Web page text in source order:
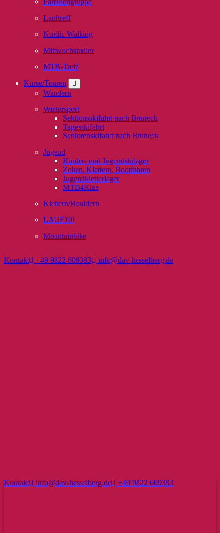
Familiengruppe
Lauftreff
Nordic Walking
Mittwochsradler
MTB-Treff
Kurse/Touren
Wandern
Wintersport
Sektionsskifahrt nach Bruneck
Tagesskifahrt
Seniorenskifahrt nach Bruneck
Jugend
Kinder- und Jugendskilager
Zelten, Klettern, Bootfahren
Jugendkletterlager
MTB4Kids
Klettern/Bouldern
LAUF10!
Mountainbike
Kontakt +49 9822 609383 info@dav-hesselberg.de
Kontakt info@dav-hesselberg.de +49 9822 609383